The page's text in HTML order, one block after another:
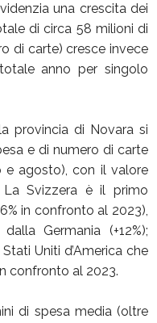
una crescita dei
di circa 58 milioni di
di carte) cresce invece
anno per singolo
provincia di Novara si
e di numero di carte
e agosto), con il valore
Svizzera è il primo
in confronto al 2023),
Germania (+12%);
Uniti d’America che
confronto al 2023.
di spesa media (oltre